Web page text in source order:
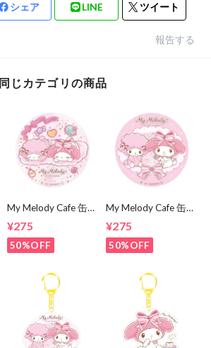
シェア LINE ツイート
報告する
同じカテゴリの商品
My Melody Cafe 缶
¥275
50%OFF
My Melody Cafe 缶
ピアノ）
¥275
50%OFF